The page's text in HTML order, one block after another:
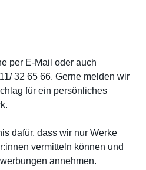
per E-Mail oder auch
32 65 66. Gerne melden wir
für ein persönliches
dafür, dass wir nur Werke
vermitteln können und
annehmen.